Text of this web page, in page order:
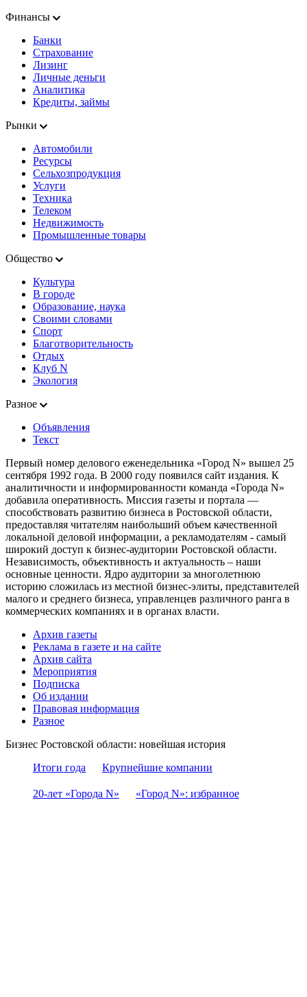
Финансы
Банки
Страхование
Лизинг
Личные деньги
Аналитика
Кредиты, займы
Рынки
Автомобили
Ресурсы
Сельхозпродукция
Услуги
Техника
Телеком
Недвижимость
Промышленные товары
Общество
Культура
В городе
Образование, наука
Своими словами
Спорт
Благотворительность
Отдых
Клуб N
Экология
Разное
Объявления
Текст
Первый номер делового еженедельника «Город N» вышел 25
сентября 1992 года. В 2000 году появился сайт издания. К
аналитичности и информированности команда «Города N»
добавила оперативность. Миссия газеты и портала —
способствовать развитию бизнеса в Ростовской области,
предоставляя читателям наибольший объем качественной
локальной деловой информации, а рекламодателям - самый
широкий доступ к бизнес-аудитории Ростовской области.
Независимость, объективность и актуальность – наши
основные ценности. Ядро аудитории за многолетнюю
историю сложилась из местной бизнес-элиты, представителей
малого и среднего бизнеса, управленцев различного ранга в
коммерческих компаниях и в органах власти.
Архив газеты
Реклама в газете и на сайте
Архив сайта
Мероприятия
Подписка
Об издании
Правовая информация
Разное
Бизнес Ростовской области: новейшая история
Итоги года
Крупнейшие компании
20-лет «Города N» «Город N»: избранное